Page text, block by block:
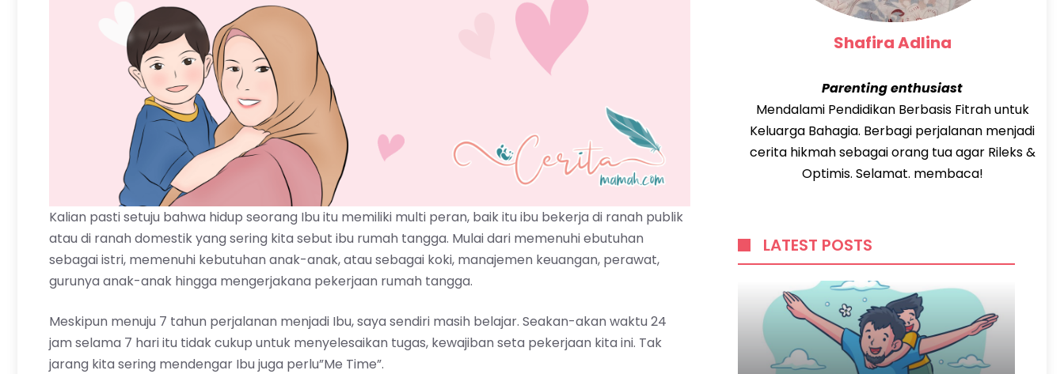
Kalian pasti setuju bahwa hidup seorang Ibu itu memiliki multi peran, baik itu ibu bekerja di ranah publik
atau di ranah domestik yang sering kita sebut ibu rumah tangga. Mulai dari memenuhi ebutuhan
sebagai istri, memenuhi kebutuhan anak-anak, atau sebagai koki, manajemen keuangan, perawat,
gurunya anak-anak hingga mengerjakana pekerjaan rumah tangga.
Meskipun menuju 7 tahun perjalanan menjadi Ibu, saya sendiri masih belajar. Seakan-akan waktu 24
jam selama 7 hari itu tidak cukup untuk menyelesaikan tugas, kewajiban seta pekerjaan kita ini. Tak
jarang kita sering mendengar Ibu juga perlu”Me Time”.
Shafira Adlina
Parenting enthusiast
Mendalami Pendidikan Berbasis Fitrah untuk
Keluarga Bahagia. Berbagi perjalanan menjadi
cerita hikmah sebagai orang tua agar Rileks &
Optimis. Selamat. membaca!
LATEST POSTS